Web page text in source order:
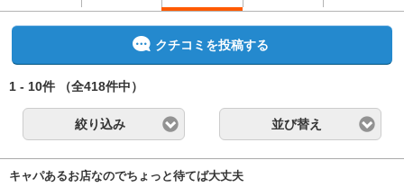
クチコミを投稿する
1 - 10件 （全418件中）
絞り込み 並び替え
キャパあるお店なのでちょっと待てば大丈夫